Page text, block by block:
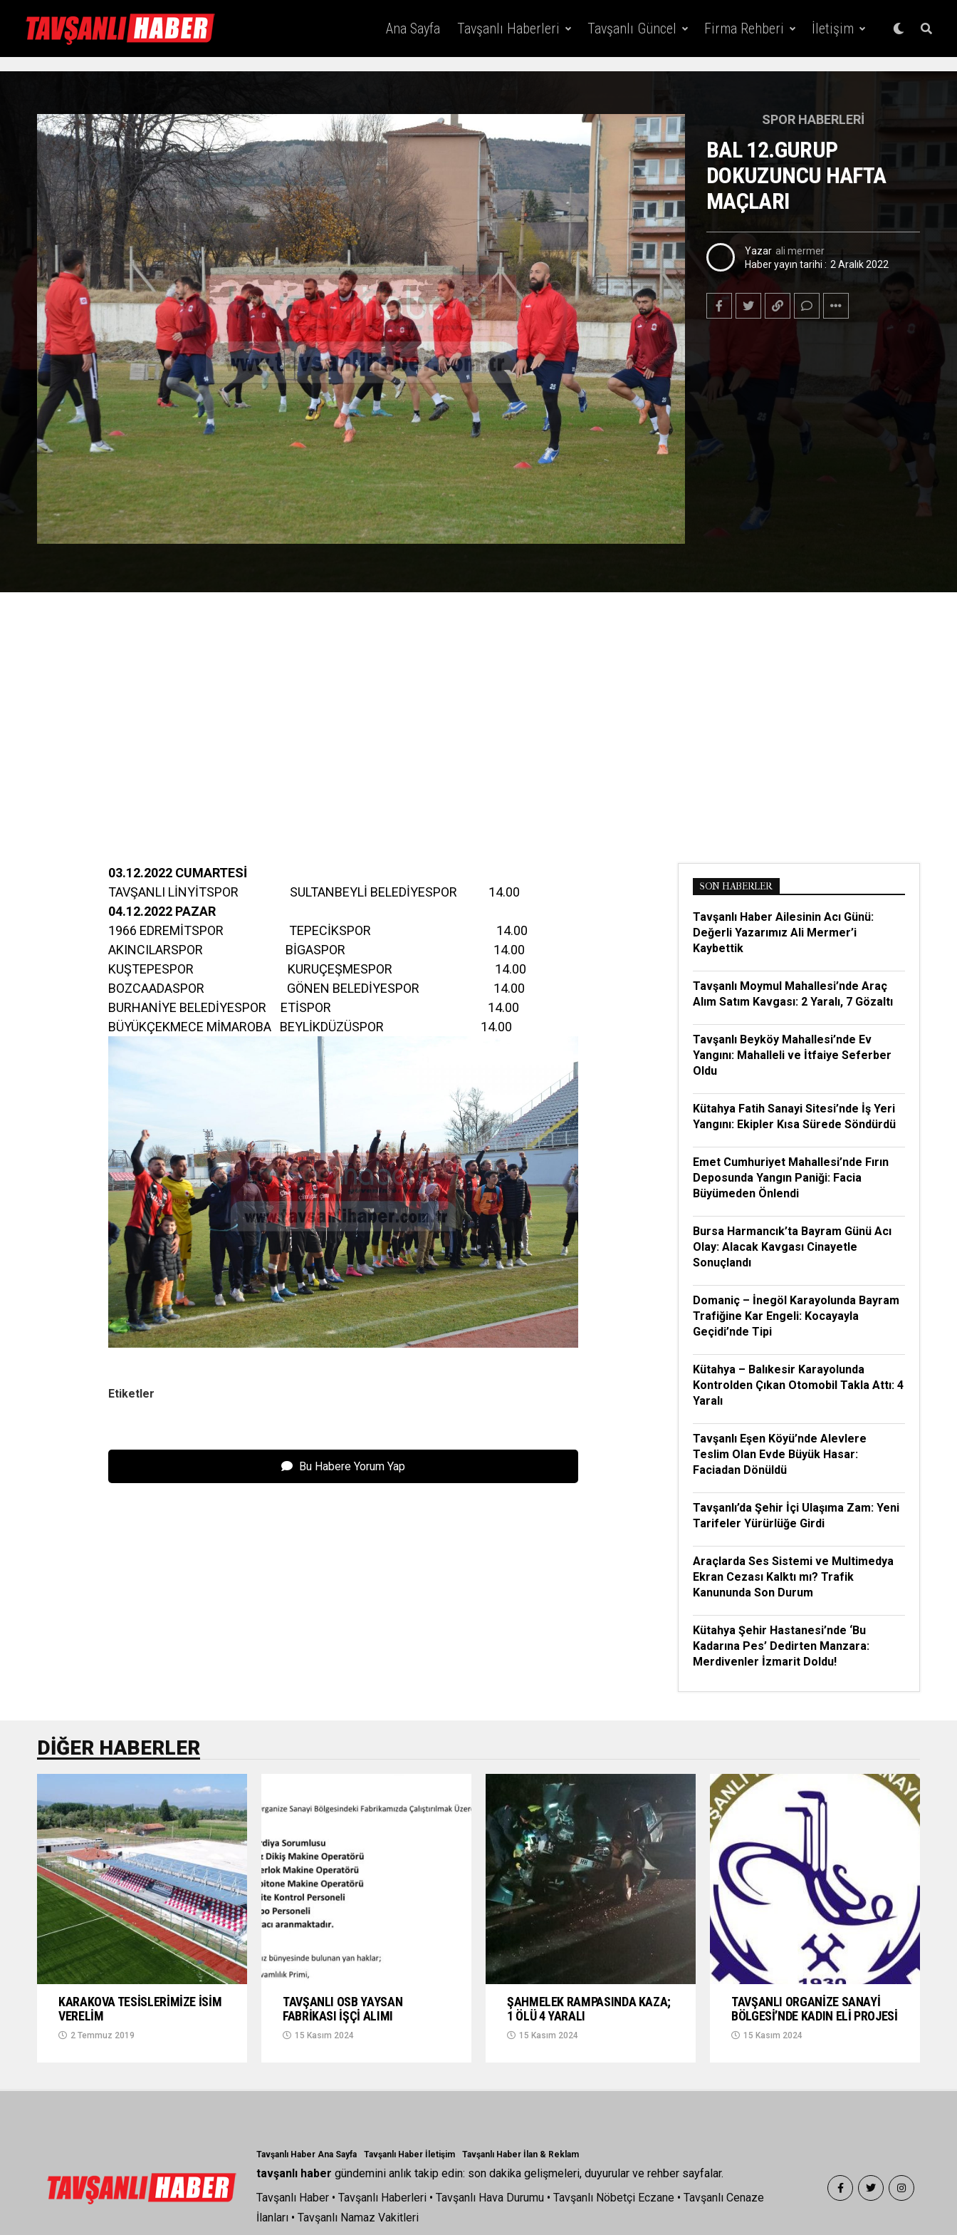
Ana Sayfa Tavşanlı Haberleri Tavşanlı Güncel Firma Rehberi İletişim
SPOR HABERLERI
BAL 12.GURUP
DOKUZUNCU HAFTA
MAÇLARI
Yazar ali mermer
Haber yayın tarihi : 2 Aralık 2022
03.12.2022 CUMARTESİ
TAVŞANLI LİNYİTSPOR SULTANBEYLİ BELEDİYESPOR 14.00
04.12.2022 PAZAR
1966 EDREMİTSPOR TEPECİKSPOR 14.00
AKINCILARSPOR BİGASPOR 14.00
KUŞTEPESPOR KURUÇEŞMESPOR 14.00
BOZCAADASPOR GÖNEN BELEDİYESPOR 14.00
BURHANİYE BELEDİYESPOR ETİSPOR 14.00
BÜYÜKÇEKMECE MİMAROBA BEYLİKDÜZÜSPOR 14.00
Etiketler
Bu Habere Yorum Yap
SON HABERLER
Tavşanlı Haber Ailesinin Acı Günü:
Değerli Yazarımız Ali Mermer’i
Kaybettik
Tavşanlı Moymul Mahallesi’nde Araç
Alım Satım Kavgası: 2 Yaralı, 7 Gözaltı
Tavşanlı Beyköy Mahallesi’nde Ev
Yangını: Mahalleli ve İtfaiye Seferber
Oldu
Kütahya Fatih Sanayi Sitesi’nde İş Yeri
Yangını: Ekipler Kısa Sürede Söndürdü
Emet Cumhuriyet Mahallesi’nde Fırın
Deposunda Yangın Paniği: Facia
Büyümeden Önlendi
Bursa Harmancık’ta Bayram Günü Acı
Olay: Alacak Kavgası Cinayetle
Sonuçlandı
Domaniç – İnegöl Karayolunda Bayram
Trafiğine Kar Engeli: Kocayayla
Geçidi’nde Tipi
Kütahya – Balıkesir Karayolunda
Kontrolden Çıkan Otomobil Takla Attı: 4
Yaralı
Tavşanlı Eşen Köyü’nde Alevlere
Teslim Olan Evde Büyük Hasar:
Faciadan Dönüldü
Tavşanlı’da Şehir İçi Ulaşıma Zam: Yeni
Tarifeler Yürürlüğe Girdi
Araçlarda Ses Sistemi ve Multimedya
Ekran Cezası Kalktı mı? Trafik
Kanununda Son Durum
Kütahya Şehir Hastanesi’nde ‘Bu
Kadarına Pes’ Dedirten Manzara:
Merdivenler İzmarit Doldu!
DIĞER HABERLER
KARAKOVA TESİSLERİMİZE İSİM
VERELİM
2 Temmuz 2019
TAVŞANLI OSB YAYSAN
FABRİKASI İŞÇİ ALIMI
15 Kasım 2024
ŞAHMELEK RAMPASINDA KAZA;
1 ÖLÜ 4 YARALI
15 Kasım 2024
TAVŞANLI ORGANİZE SANAYİ
BÖLGESİ’NDE KADIN ELİ PROJESİ
15 Kasım 2024
Tavşanlı Haber Ana Sayfa Tavşanlı Haber İletişim Tavşanlı Haber İlan & Reklam
tavşanlı haber gündemini anlık takip edin: son dakika gelişmeleri, duyurular ve rehber sayfalar.
Tavşanlı Haber • Tavşanlı Haberleri • Tavşanlı Hava Durumu • Tavşanlı Nöbetçi Eczane • Tavşanlı Cenaze
İlanları • Tavşanlı Namaz Vakitleri